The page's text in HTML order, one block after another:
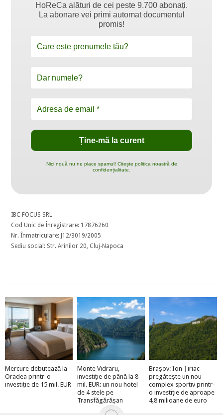
HoReCa alături de cei peste 9.700 abonați.
La abonare vei primi automat documentul
promis!
Nici nouă nu ne place spamul! Citește politica noastră de
confidențialitate.
IBC FOCUS SRL
Cod Unic de Înregistrare: 17876260
Nr. Înmatriculare: J12/3019/2005
Sediu social: Str. Arinilor 20, Cluj-Napoca
Mercure debutează la
Oradea printr-o
investiție de 15 mil. EUR
Monte Vidraru,
investiție de până la 8
mil. EUR: un nou hotel
de 4 stele pe
Transfăgărășan
Brașov: Ion Țiriac
pregătește un nou
complex sportiv printr-
o investiție de aproape
4,8 milioane de euro